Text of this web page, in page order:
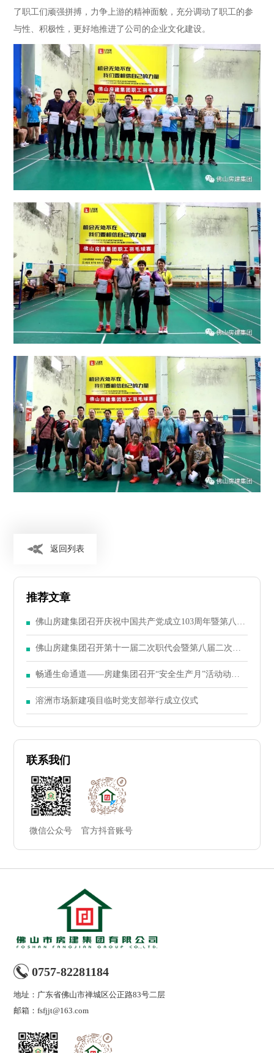
了职工们顽强拼搏，力争上游的精神面貌，充分调动了职工的参
与性、积极性，更好地推进了公司的企业文化建设。
返回列表
推荐文章
佛山房建集团召开庆祝中国共产党成立103周年暨第八届
二次党员大会
佛山房建集团召开第十一届二次职代会暨第八届二次股
东大会
畅通生命通道——房建集团召开“安全生产月”活动动员
大会
溶洲市场新建项目临时党支部举行成立仪式
联系我们
微信公众号 官方抖音账号
0757-82281184
地址：广东省佛山市禅城区公正路83号二层
邮箱：fsfjjt@163.com